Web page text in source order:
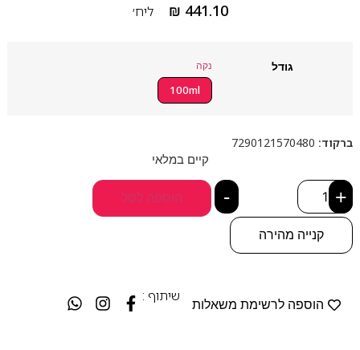
₪ 441.10 ליח׳
גודל נקה
100ml
ברקוד: 7290121570480
קיים במלאי
- + הוספה לסל
קנייה מהירה
הוספה לרשימת משאלות
שיתוף :